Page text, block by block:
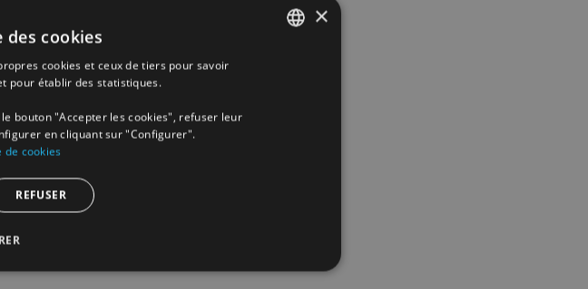
×
des cookies
cookies et ceux de tiers pour savoir
pour établir des statistiques.
bouton "Accepter les cookies", refuser leur
en cliquant sur "Configurer".
cookies
REFUSER